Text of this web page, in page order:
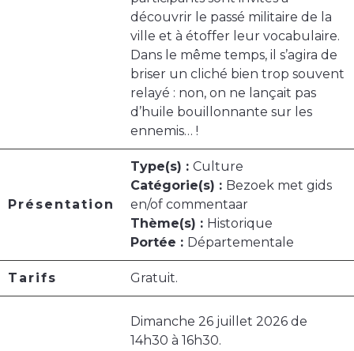
découvrir le passé militaire de la
ville et à étoffer leur vocabulaire.
Dans le même temps, il s’agira de
briser un cliché bien trop souvent
relayé : non, on ne lançait pas
d’huile bouillonnante sur les
ennemis… !
Présentation
Type(s) : Culture
Catégorie(s) : Bezoek met gids
en/of commentaar
Thème(s) : Historique
Portée : Départementale
Tarifs Gratuit.
Dimanche 26 juillet 2026 de
14h30 à 16h30.